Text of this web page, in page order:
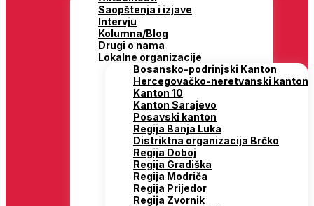
Saopštenja i izjave
Intervju
Kolumna/Blog
Drugi o nama
Lokalne organizacije
Bosansko-podrinjski Kanton
Hercegovačko-neretvanski kanton
Kanton 10
Kanton Sarajevo
Posavski kanton
Regija Banja Luka
Distriktna organizacija Brčko
Regija Doboj
Regija Gradiška
Regija Modriča
Regija Prijedor
Regija Zvornik